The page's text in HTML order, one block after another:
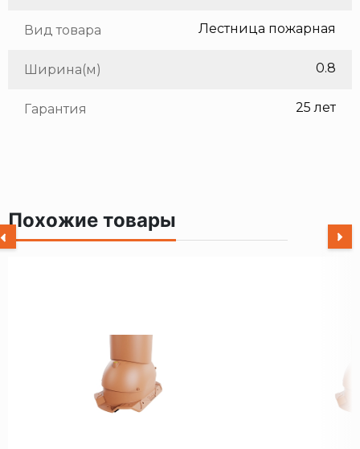
Вид товара Лестница пожарная
Ширина(м) 0.8
Гарантия 25 лет
Похожие товары